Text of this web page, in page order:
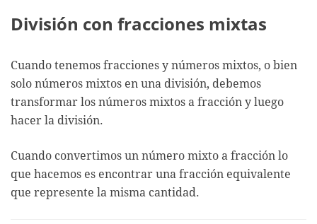
División con fracciones mixtas
Cuando tenemos fracciones y números mixtos, o bien
solo números mixtos en una división, debemos
transformar los números mixtos a fracción y luego
hacer la división.
Cuando convertimos un número mixto a fracción lo
que hacemos es encontrar una fracción equivalente
que represente la misma cantidad.